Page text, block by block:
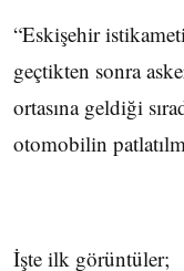
“Eskişehir
geçtikten sonra
ortasına geldiği
otomobilin
İşte ilk görüntüler;